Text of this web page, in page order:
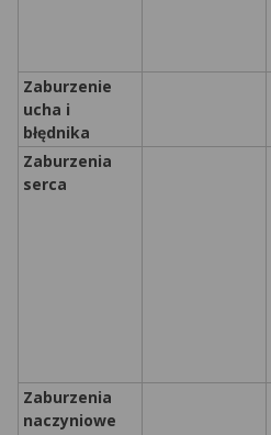
Zaburzenie
ucha i
błędnika
Zaburzenia
serca
Zaburzenia
naczyniowe